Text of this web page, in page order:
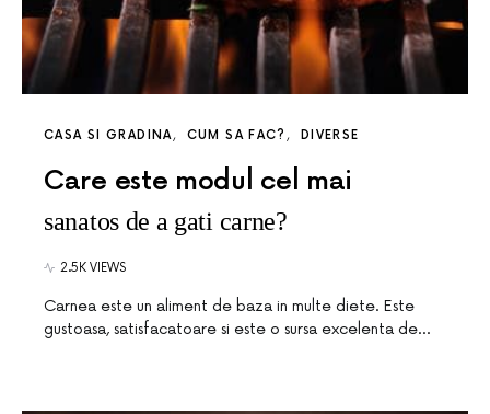
CASA SI GRADINA CUM SA FAC? DIVERSE
Care este modul cel mai
sanatos de a gati carne?
2.5K VIEWS
Carnea este un aliment de baza in multe diete. Este
gustoasa, satisfacatoare si este o sursa excelenta de…